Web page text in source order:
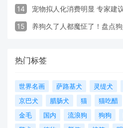
14 宠物拟人化消费明显 专家建
15 养狗久了人都魔怔了！盘点
热门标签
世界名画 萨路基犬 灵缇犬
京巴犬
腊肠犬 猫 猫吃醋
金毛
国内 流浪狗 狗狗